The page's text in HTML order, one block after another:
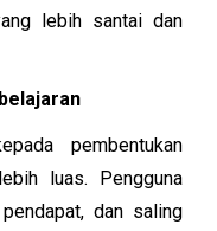
lebih santai dan
pembentukan
luas. Pengguna
dan saling